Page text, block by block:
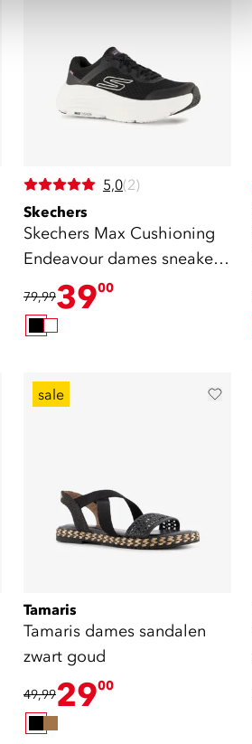
5,0(2)
Skechers
Skechers Max Cushioning
Endeavour dames sneakers
zwart
79,993900
sale
Tamaris
Tamaris dames sandalen
zwart goud
49,992900